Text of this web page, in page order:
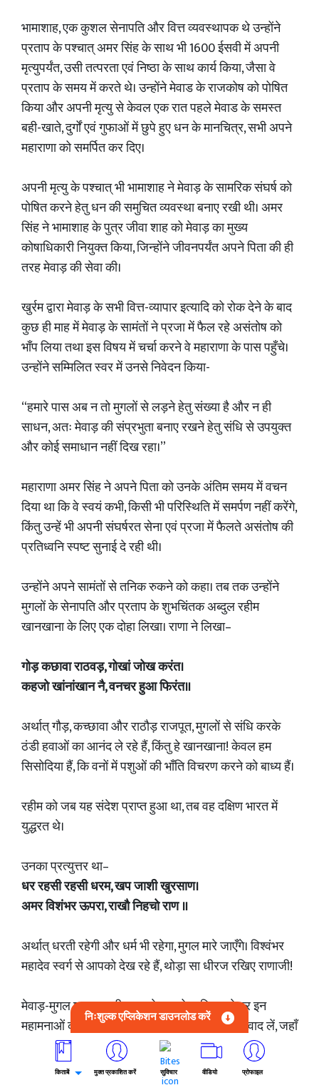
भामाशाह, एक कुशल सेनापति और वित्त व्यवस्थापक थे उन्होंने
प्रताप के पश्चात् अमर सिंह के साथ भी 1600 ईसवी में अपनी
मृत्युपर्यंत, उसी तत्परता एवं निष्ठा के साथ कार्य किया, जैसा वे
प्रताप के समय में करते थे। उन्होंने मेवाड के राजकोष को पोषित
किया और अपनी मृत्यु से केवल एक रात पहले मेवाड के समस्त
बही-खाते, दुर्गों एवं गुफाओं में छुपे हुए धन के मानचित्र, सभी अपने
महाराणा को समर्पित कर दिए।
अपनी मृत्यु के पश्चात् भी भामाशाह ने मेवाड़ के सामरिक संघर्ष को
पोषित करने हेतु धन की समुचित व्यवस्था बनाए रखी थी। अमर
सिंह ने भामाशाह के पुत्र जीवा शाह को मेवाड़ का मुख्य
कोषाधिकारी नियुक्त किया, जिन्होंने जीवनपर्यंत अपने पिता की ही
तरह मेवाड़ की सेवा की।
खुर्रम द्वारा मेवाड़ के सभी वित्त-व्यापार इत्यादि को रोक देने के बाद
कुछ ही माह में मेवाड़ के सामंतों ने प्रजा में फैल रहे असंतोष को
भाँप लिया तथा इस विषय में चर्चा करने वे महाराणा के पास पहुँचे।
उन्होंने सम्मिलित स्वर में उनसे निवेदन किया-
“हमारे पास अब न तो मुगलों से लड़ने हेतु संख्या है और न ही
साधन, अतः मेवाड़ की संप्रभुता बनाए रखने हेतु संधि से उपयुक्त
और कोई समाधान नहीं दिख रहा।”
महाराणा अमर सिंह ने अपने पिता को उनके अंतिम समय में वचन
दिया था कि वे स्वयं कभी, किसी भी परिस्थिति में समर्पण नहीं करेंगे,
किंतु उन्हें भी अपनी संघर्षरत सेना एवं प्रजा में फैलते असंतोष की
प्रतिध्वनि स्पष्ट सुनाई दे रही थी।
उन्होंने अपने सामंतों से तनिक रुकने को कहा। तब तक उन्होंने
मुगलों के सेनापति और प्रताप के शुभचिंतक अब्दुल रहीम
खानखाना के लिए एक दोहा लिखा। राणा ने लिखा–
गोड़ कछावा राठवड़, गोखां जोख करंत।
कहजो खांनांखान नै, वनचर हुआ फिरंत॥
अर्थात् गौड़, कच्छावा और राठौड़ राजपूत, मुगलों से संधि करके
ठंडी हवाओं का आनंद ले रहे हैं, किंतु हे खानखाना! केवल हम
सिसोदिया हैं, कि वनों में पशुओं की भाँति विचरण करने को बाध्य हैं।
रहीम को जब यह संदेश प्राप्त हुआ था, तब वह दक्षिण भारत में
युद्धरत थे।
उनका प्रत्युत्तर था–
धर रहसी रहसी धरम, खप जाशी खुरसाण।
अमर विशंभर ऊपरा, राखौ निहचो राण ॥
अर्थात् धरती रहेगी और धर्म भी रहेगा, मुगल मारे जाएँगे। विश्वंभर
महादेव स्वर्ग से आपको देख रहे हैं, थोड़ा सा धीरज रखिए राणाजी!
मेवाड़-मुगल शत्रुता की गाथा से हम थोड़ा विराम लेकर इन
महामनाओं की आत्मिक और बौद्धिक विशालता का भी स्वाद लें, जहाँ
शत्रु राजा को उसकी प्रतिद्वंद्वी सेना का ही एक सेनापति संबल
और विश्वास से ओत-प्रोत शब्दों में ज्ञान की बात कह रहा है! समझ
निःशुल्क एप्लिकेशन डाउनलोड करें
किताबें मुक्त प्रकाशित करें सुविचार वीडियो प्रोफाइल